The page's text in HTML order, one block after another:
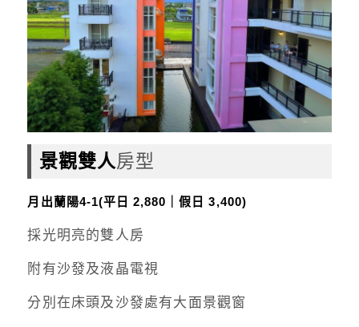
景觀雙人房型
月出蘭陽4-1(平日 2,880｜假日 3,400)
採光明亮的雙人房
附有沙發及液晶電視
分別在床頭及沙發處有大面景觀窗